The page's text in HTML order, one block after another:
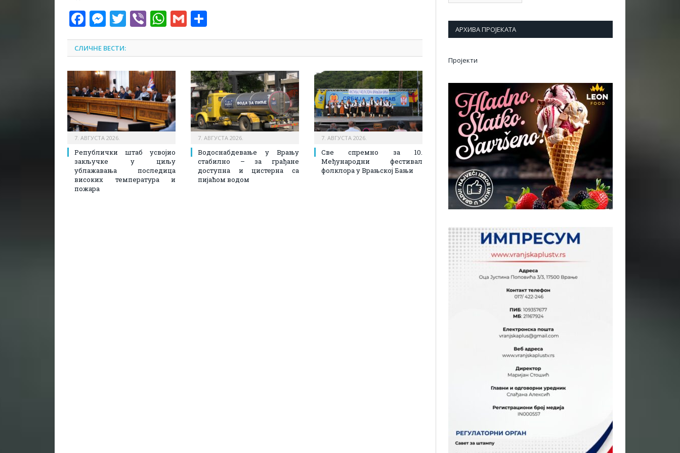
Facebook
Messenger
Twitter
ViberWhatsApp
Gmail
СЛИЧНЕ ВЕСТИ:
7. АВГУСТА 2026.
Републички штаб усвојио
закључке у циљу
ублажавања последица
високих температура и
пожара​
7. АВГУСТА 2026.
Водоснабдевање у Врању
стабилно – за грађане
доступна и цистерна са
пијаћом водом
7. АВГУСТА 2026.
Све спремно за 10.
Међународни фестивал
фолклора у Врањској Бањи
АРХИВА ПРОЈЕКАТА
Пројекти